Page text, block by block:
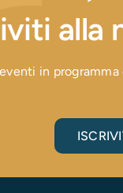
alla
in